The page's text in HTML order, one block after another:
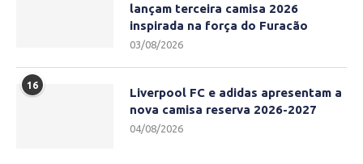
lançam terceira camisa 2026
inspirada na força do Furacão
03/08/2026
16
Liverpool FC e adidas apresentam a
nova camisa reserva 2026-2027
04/08/2026